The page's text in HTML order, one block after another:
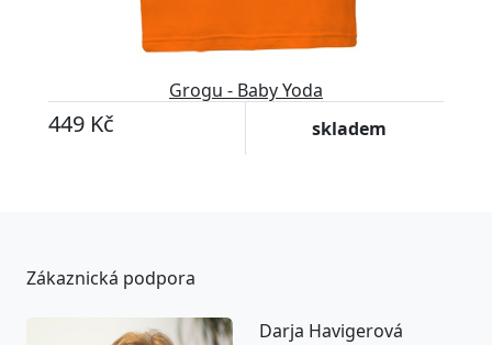
Grogu - Baby Yoda
449 Kč skladem
Zákaznická podpora
Darja Havigerová